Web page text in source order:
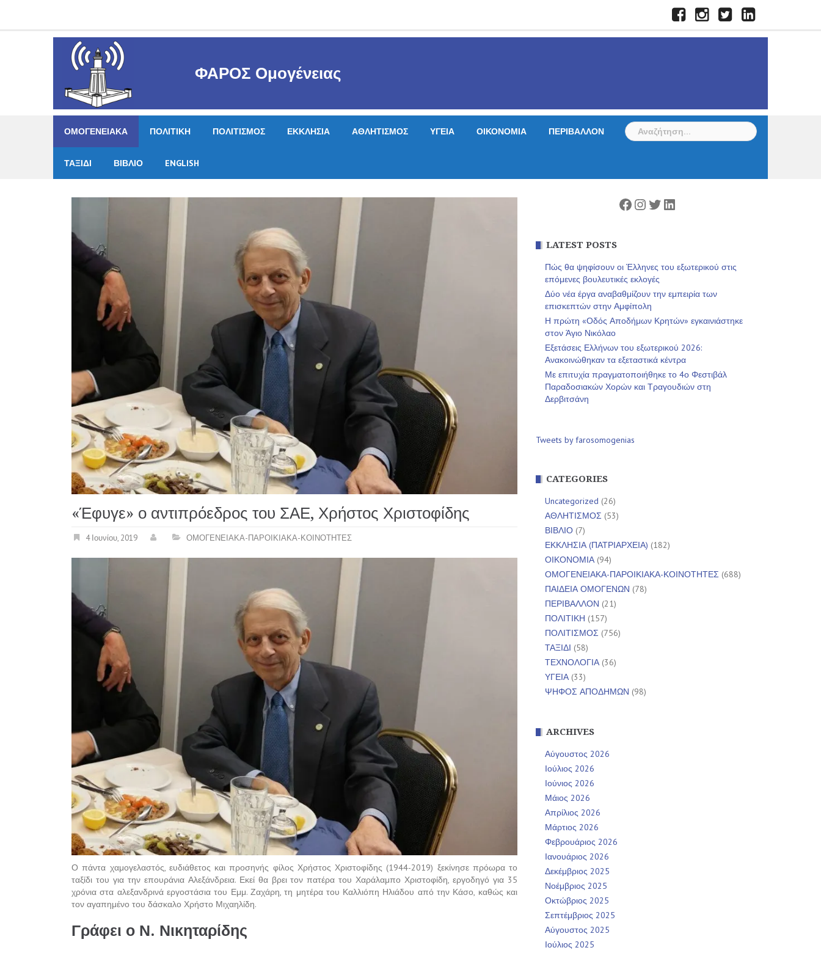
FacebookInstagramTwitterLinkedIn
ΦΑΡΟΣ Ομογένειας
ΟΜΟΓΕΝΕΙΑΚΑ ΠΟΛΙΤΙΚΗ ΠΟΛΙΤΙΣΜΟΣ ΕΚΚΛΗΣΙΑ ΑΘΛΗΤΙΣΜΟΣ ΥΓΕΙΑ ΟΙΚΟΝΟΜΙΑ ΠΕΡΙΒΑΛΛΟΝ
ΤΑΞΙΔΙ ΒΙΒΛΙΟ ENGLISH
Αναζήτηση
για:
«Έφυγε» ο αντιπρόεδρος του ΣΑΕ, Χρήστος Χριστοφίδης
4 Ιουνίου, 2019 ΟΜΟΓΕΝΕΙΑΚΑ-ΠΑΡΟΙΚΙΑΚΑ-ΚΟΙΝΟΤΗΤΕΣ
Ο πάντα χαμογελαστός, ευδιάθετος και προσηνής φίλος Χρήστος Χριστοφίδης (1944-2019) ξεκίνησε πρόωρα το
ταξίδι του για την επουράνια Αλεξάνδρεια. Εκεί θα βρει τον πατέρα του Χαράλαμπο Χριστοφίδη, εργοδηγό για 35
χρόνια στα αλεξανδρινά εργοστάσια του Εμμ. Ζαχάρη, τη μητέρα του Καλλιόπη Ηλιάδου από την Κάσο, καθώς και
τον αγαπημένο του δάσκαλο Χρήστο Μιχαηλίδη.
Γράφει ο Ν. Νικηταρίδης
Facebook
Instagram
Twitter
Linkedin
LATEST POSTS
Πώς θα ψηφίσουν οι Έλληνες του εξωτερικού στις
επόμενες βουλευτικές εκλογές
Δύο νέα έργα αναβαθμίζουν την εμπειρία των
επισκεπτών στην Αμφίπολη
Η πρώτη «Οδός Αποδήμων Κρητών» εγκαινιάστηκε
στον Άγιο Νικόλαο
Εξετάσεις Ελλήνων του εξωτερικού 2026:
Ανακοινώθηκαν τα εξεταστικά κέντρα
Με επιτυχία πραγματοποιήθηκε το 4ο Φεστιβάλ
Παραδοσιακών Χορών και Τραγουδιών στη
Δερβιτσάνη
Tweets by farosomogenias
CATEGORIES
Uncategorized (26)
ΑΘΛΗΤΙΣΜΟΣ (53)
ΒΙΒΛΙΟ (7)
ΕΚΚΛΗΣΙΑ (ΠΑΤΡΙΑΡΧΕΙΑ) (182)
ΟΙΚΟΝΟΜΙΑ(94)
ΟΜΟΓΕΝΕΙΑΚΑ-ΠΑΡΟΙΚΙΑΚΑ-ΚΟΙΝΟΤΗΤΕΣ (688)
ΠΑΙΔΕΙΑ ΟΜΟΓΕΝΩΝ (78)
ΠΕΡΙΒΑΛΛΟΝ (21)
ΠΟΛΙΤΙΚΗ (157)
ΠΟΛΙΤΙΣΜΟΣ (756)
ΤΑΞΙΔΙ (58)
ΤΕΧΝΟΛΟΓΙΑ(36)
ΥΓΕΙΑ(33)
ΨΗΦΟΣ ΑΠΟΔΗΜΩΝ (98)
ARCHIVES
Αύγουστος 2026
Ιούλιος 2026
Ιούνιος 2026
Μάιος 2026
Απρίλιος 2026
Μάρτιος 2026
Φεβρουάριος 2026
Ιανουάριος 2026
Δεκέμβριος 2025
Νοέμβριος 2025
Οκτώβριος 2025
Σεπτέμβριος 2025
Αύγουστος 2025
Ιούλιος 2025